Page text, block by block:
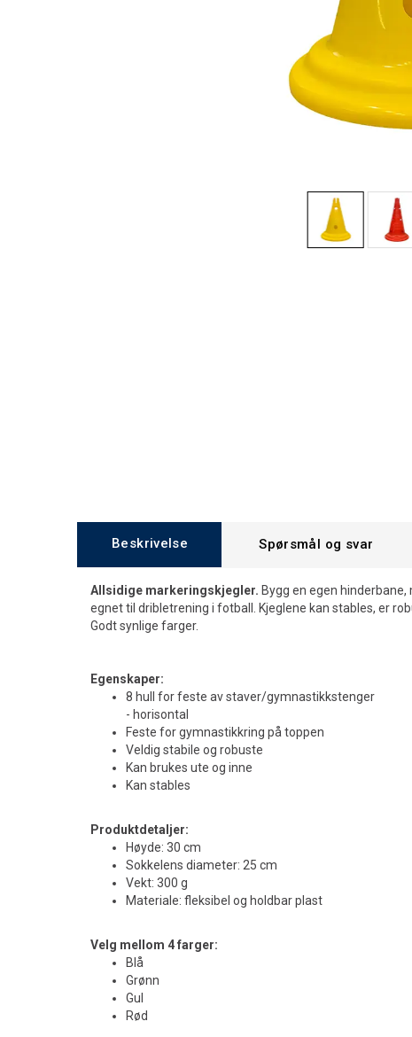
Beskrivelse Spørsmål og svar
Allsidige markeringskjegler. Bygg en egen hinderbane,
egnet til dribletrening i fotball. Kjeglene kan stables, er
Godt synlige farger.
Egenskaper:
8 hull for feste av staver/gymnastikkstenger
- horisontal
Feste for gymnastikkring på toppen
Veldig stabile og robuste
Kan brukes ute og inne
Kan stables
Produktdetaljer:
Høyde: 30 cm
Sokkelens diameter: 25 cm
Vekt: 300 g
Materiale: fleksibel og holdbar plast
Velg mellom 4 farger:
Blå
Grønn
Gul
Rød